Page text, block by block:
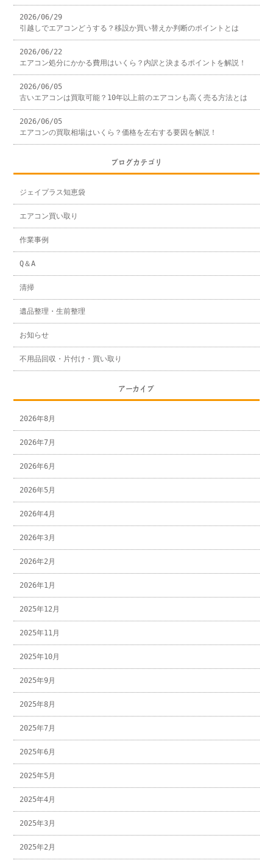
2026/06/29
引越しでエアコンどうする？移設か買い替えか判断のポイントとは
2026/06/22
エアコン処分にかかる費用はいくら？内訳と決まるポイントを解説！
2026/06/05
古いエアコンは買取可能？10年以上前のエアコンも高く売る方法とは
2026/06/05
エアコンの買取相場はいくら？価格を左右する要因を解説！
ブログカテゴリ
ジェイプラス知恵袋
エアコン買い取り
作業事例
Q＆A
清掃
遺品整理・生前整理
お知らせ
不用品回収・片付け・買い取り
アーカイブ
2026年8月
2026年7月
2026年6月
2026年5月
2026年4月
2026年3月
2026年2月
2026年1月
2025年12月
2025年11月
2025年10月
2025年9月
2025年8月
2025年7月
2025年6月
2025年5月
2025年4月
2025年3月
2025年2月